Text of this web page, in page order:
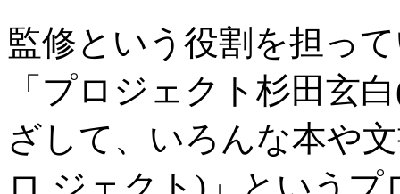
監修という役割を担っ
「プロジェクト杉田玄
ざして、いろんな本や
ロ ジェクト)」という